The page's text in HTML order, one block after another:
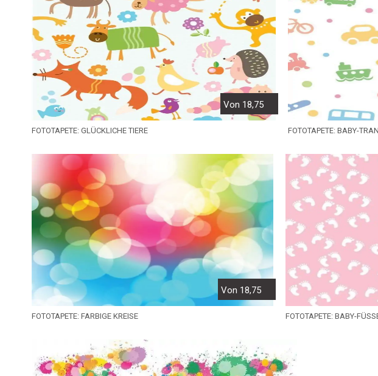
Von 18,75
FOTOTAPETE: GLÜCKLICHE TIERE FOTOTAPETE: BABY-
Von 18,75
FOTOTAPETE: FARBIGE KREISE FOTOTAPETE: BABY-